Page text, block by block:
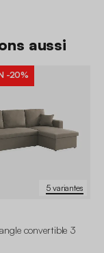
aussi
5 variantes
-20%
convertible 3